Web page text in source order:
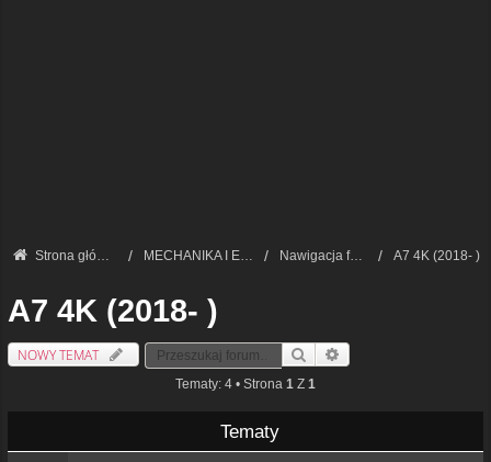
Strona główna MECHANIKA I ELEKTRONIKA — FORUM TECHNICZNE Nawigacja fabryczna A7 4K (2018- )
A7 4K (2018- )
NOWY TEMAT Szukaj
Tematy: 4 • Strona 1 Z 1
Tematy